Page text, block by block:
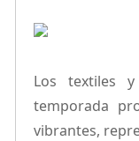
Los textiles
temporada
vibrantes,